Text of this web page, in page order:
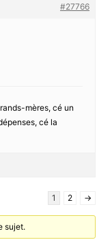
#27766
mères, cé un
cé la
1 2 →
sujet.